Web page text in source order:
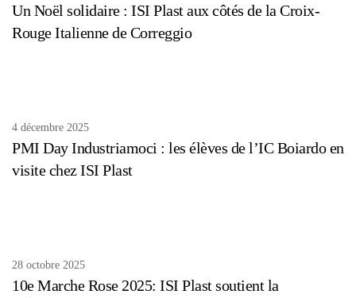
Un Noël solidaire : ISI Plast aux côtés de la Croix-
Rouge Italienne de Correggio
4 décembre 2025
PMI Day Industriamoci : les élèves de l’IC Boiardo en
visite chez ISI Plast
28 octobre 2025
10e Marche Rose 2025: ISI Plast soutient la